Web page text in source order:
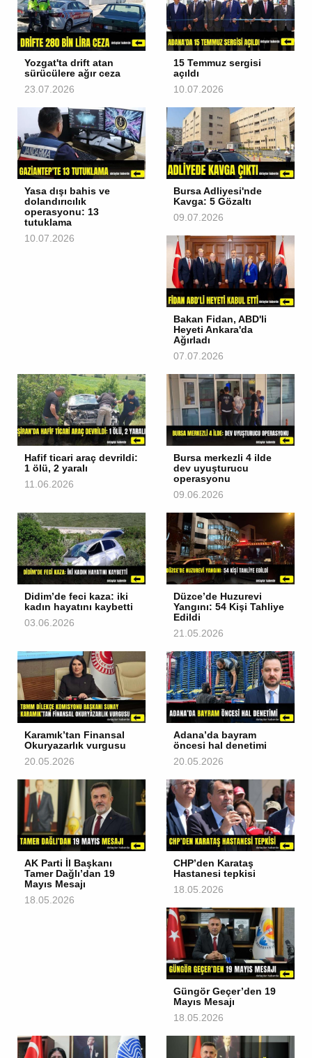
Yozgat'ta drift atan
sürücülere ağır ceza
23.07.2026
15 Temmuz sergisi
açıldı
10.07.2026
Yasa dışı bahis ve
dolandırıcılık
operasyonu: 13
tutuklama
10.07.2026
Bursa Adliyesi'nde
Kavga: 5 Gözaltı
09.07.2026
Bakan Fidan, ABD'li
Heyeti Ankara'da
Ağırladı
07.07.2026
Hafif ticari araç devrildi:
1 ölü, 2 yaralı
11.06.2026
Bursa merkezli 4 ilde
dev uyuşturucu
operasyonu
09.06.2026
Didim’de feci kaza: iki
kadın hayatını kaybetti
03.06.2026
Düzce’de Huzurevi
Yangını: 54 Kişi Tahliye
Edildi
21.05.2026
Karamık’tan Finansal
Okuryazarlık vurgusu
20.05.2026
Adana’da bayram
öncesi hal denetimi
20.05.2026
AK Parti İl Başkanı
Tamer Dağlı’dan 19
Mayıs Mesajı
18.05.2026
CHP’den Karataş
Hastanesi tepkisi
18.05.2026
Güngör Geçer’den 19
Mayıs Mesajı
18.05.2026